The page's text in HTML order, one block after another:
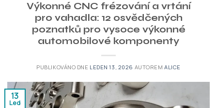
Výkonné CNC frézování a vrtání
pro vahadla: 12 osvědčených
poznatků pro vysoce výkonné
automobilové komponenty
PUBLIKOVÁNO DNE LEDEN 13, 2026 AUTOREMALICE
13
Led